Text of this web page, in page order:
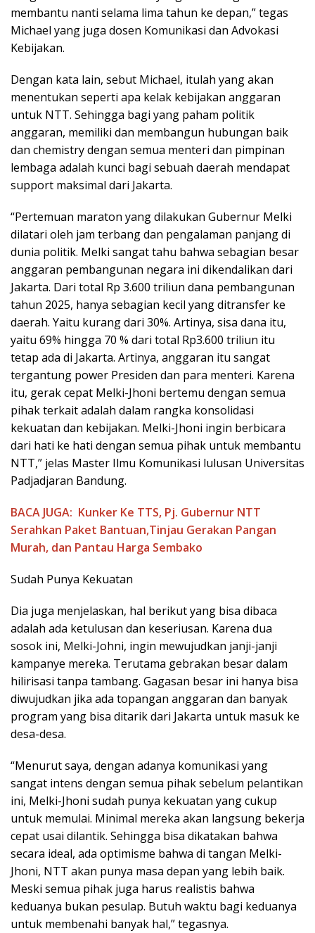
membantu nanti selama lima tahun ke depan,” tegas
Michael yang juga dosen Komunikasi dan Advokasi
Kebijakan.
Dengan kata lain, sebut Michael, itulah yang akan
menentukan seperti apa kelak kebijakan anggaran
untuk NTT. Sehingga bagi yang paham politik
anggaran, memiliki dan membangun hubungan baik
dan chemistry dengan semua menteri dan pimpinan
lembaga adalah kunci bagi sebuah daerah mendapat
support maksimal dari Jakarta.
“Pertemuan maraton yang dilakukan Gubernur Melki
dilatari oleh jam terbang dan pengalaman panjang di
dunia politik. Melki sangat tahu bahwa sebagian besar
anggaran pembangunan negara ini dikendalikan dari
Jakarta. Dari total Rp 3.600 triliun dana pembangunan
tahun 2025, hanya sebagian kecil yang ditransfer ke
daerah. Yaitu kurang dari 30%. Artinya, sisa dana itu,
yaitu 69% hingga 70 % dari total Rp3.600 triliun itu
tetap ada di Jakarta. Artinya, anggaran itu sangat
tergantung power Presiden dan para menteri. Karena
itu, gerak cepat Melki-Jhoni bertemu dengan semua
pihak terkait adalah dalam rangka konsolidasi
kekuatan dan kebijakan. Melki-Jhoni ingin berbicara
dari hati ke hati dengan semua pihak untuk membantu
NTT,” jelas Master Ilmu Komunikasi lulusan Universitas
Padjadjaran Bandung.
BACA JUGA: Kunker Ke TTS, Pj. Gubernur NTT
Serahkan Paket Bantuan,Tinjau Gerakan Pangan
Murah, dan Pantau Harga Sembako
Sudah Punya Kekuatan
Dia juga menjelaskan, hal berikut yang bisa dibaca
adalah ada ketulusan dan keseriusan. Karena dua
sosok ini, Melki-Johni, ingin mewujudkan janji-janji
kampanye mereka. Terutama gebrakan besar dalam
hilirisasi tanpa tambang. Gagasan besar ini hanya bisa
diwujudkan jika ada topangan anggaran dan banyak
program yang bisa ditarik dari Jakarta untuk masuk ke
desa-desa.
“Menurut saya, dengan adanya komunikasi yang
sangat intens dengan semua pihak sebelum pelantikan
ini, Melki-Jhoni sudah punya kekuatan yang cukup
untuk memulai. Minimal mereka akan langsung bekerja
cepat usai dilantik. Sehingga bisa dikatakan bahwa
secara ideal, ada optimisme bahwa di tangan Melki-
Jhoni, NTT akan punya masa depan yang lebih baik.
Meski semua pihak juga harus realistis bahwa
keduanya bukan pesulap. Butuh waktu bagi keduanya
untuk membenahi banyak hal,” tegasnya.